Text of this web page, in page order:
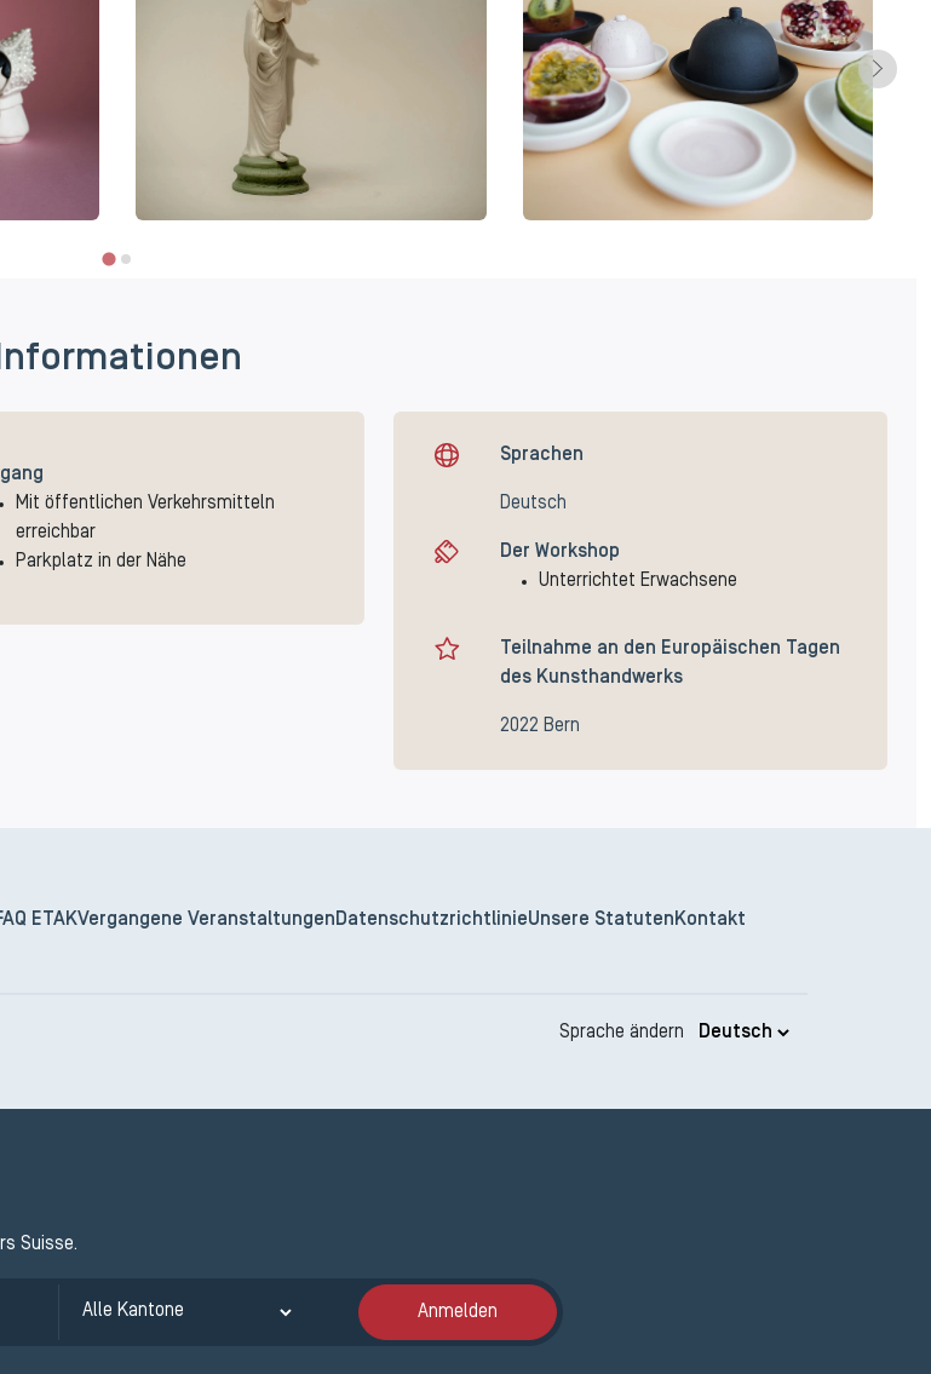
Informationen
Mit öffentlichen Verkehrsmitteln
erreichbar
Parkplatz in der Nähe
Sprachen
Deutsch
Der Workshop
Unterrichtet Erwachsene
Teilnahme an den Europäischen Tagen
des Kunsthandwerks
2022 Bern
ETAKVergangene Veranstaltungen DatenschutzrichtlinieUnsere Statuten Kontakt
Sprache ändern
Suisse.
Anmelden